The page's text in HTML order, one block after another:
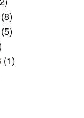
(8)
(5)
(1)